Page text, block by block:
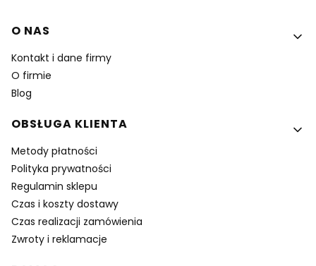
Linki w stopce
O NAS
Kontakt i dane firmy
O firmie
Blog
OBSŁUGA KLIENTA
Metody płatności
Polityka prywatności
Regulamin sklepu
Czas i koszty dostawy
Czas realizacji zamówienia
Zwroty i reklamacje